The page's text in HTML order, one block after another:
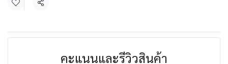
แชร์
คะแนนและรีวิวสินค้า